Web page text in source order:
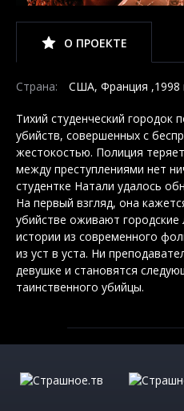
О ПРОЕКТЕ
Страна: США, Франция ,1998
Тихий студенческий городок
убийств, совершенных с
жестокостью. Полиция
между преступлениями нет
студентке Натали удалось
На первый взгляд, она
убийстве оживают
истории из современного
из уст в уста. Ни
девушке и становятся
таинственного убийцы.